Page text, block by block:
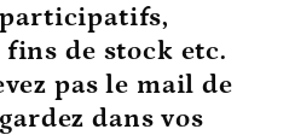
de stock etc.
pas le mail de
dans vos